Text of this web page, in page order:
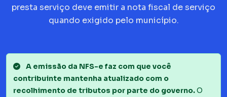
presta serviço deve emitir a nota fiscal de serviço
quando exigido pelo município.
A emissão da NFS-e faz com que você
contribuinte mantenha atualizado com o
recolhimento de tributos por parte do governo.O